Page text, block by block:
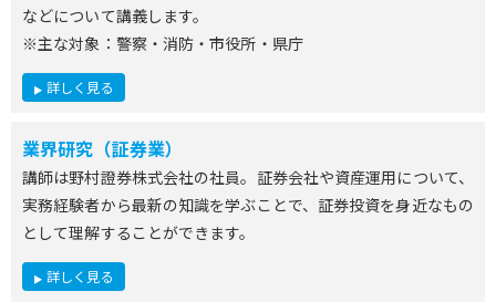
などについて講義します。
※主な対象：警察・消防・市役所・県庁
詳しく見る
業界研究（証券業）
講師は野村證券株式会社の社員。証券会社や資産運用について、
実務経験者から最新の知識を学ぶことで、証券投資を身近なもの
として理解することができます。
詳しく見る